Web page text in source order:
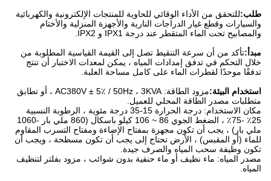
طلب:للتحقق من الأداء الوقائي للحاوية للمنتجات الإلكترونية والكهربائية
والسيارات وقطع غيار الدراجات النارية والأجهزة المنزلية والأختام
والمصابيح تحت الماء المتقطر عند درجة IPX1 و IPX2.
مبدأ: تأكد من أن سرعة التنقيط تصل إلى القيمة القياسية المطلوبة من
خلال التحكم في تدفق إمدادات المياه ، يمكن لمعدات الاختبار أن تنتج
تدفقًا موحدًا لقطرات الماء على كامل مساحة العلبة.
استخدام البيئة:
مزود الطاقة: AC380V ± 5٪ / 50Hz ، 3KVA ، أو تطابق
متطلبات مصدر الطاقة المحلي للعميل.
مكان الاستخدام: درجة الحرارة 15-35 درجة مئوية ، الرطوبة النسبية
25٪ -75٪ ، الضغط الجوي 86 ~ 106 كيلو باسكال (860 ملي بار -1060
ملي بار) ، يجب أن تكون مجهزة بمفتاح الإضاءة ومفتاح التسرب المقاوم
للماء (أو المقبس) ، الأرض تحتاج إلى يجب أن تكون مسطحة ، ويجب أن
تكون وظيفة سحب المياه والصرف جيدة.
مصدر المياه: ماء نظيف أو ماء حنفية بدون شوائب ، مزود بفلتر لتنظيف
المياه.